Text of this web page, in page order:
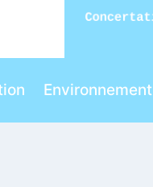
Environnement